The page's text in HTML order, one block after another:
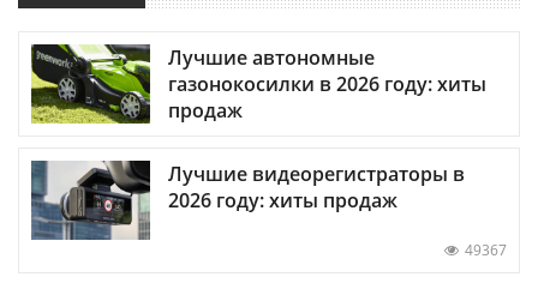
Лучшие автономные
газонокосилки в 2026 году: хиты
продаж
Лучшие видеорегистраторы в
2026 году: хиты продаж
49367